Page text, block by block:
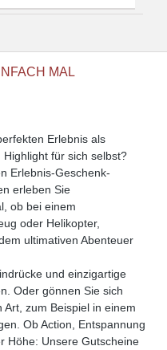
MAL
Erlebnis als
für sich selbst?
Erlebnis-Geschenk-
erleben Sie
ob bei einem
oder Helikopter,
ultimativen Abenteuer
und einzigartige
Oder gönnen Sie sich
zum Beispiel in einem
Ob Action, Entspannung
Höhe: Unsere Gutscheine